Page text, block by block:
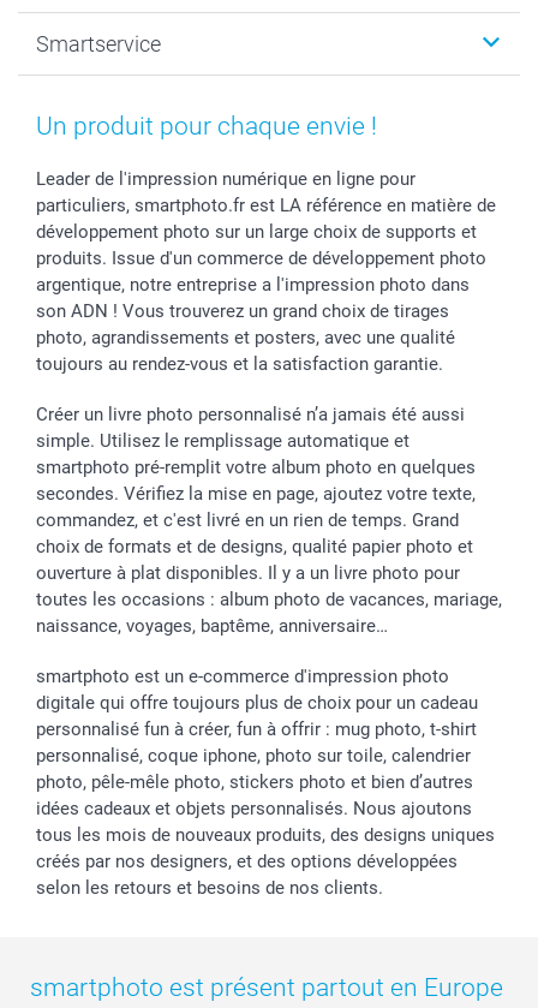
Faire-part & Cartes
Coques smartphone
Cadres photo & accessoires déco
Dénicheur d'idées cadeau
Naissance & baptême
Fête des Mères
Communion
Baptême
Toussaint
Rentrée des classes
Saint-Valentin
Vacances
Plan du site
Droit de rétraction
Vie privée
Gestion des cookies
Tarifs
Partenariats & Influence
Investisseurs
Smartservice
Aide
smartfriends
Livraison
Modes de paiement
Grandes quantités
Statut de ma commande
Un produit pour chaque envie !
Leader de l'impression numérique en ligne pour
particuliers, smartphoto.fr est LA référence en matière de
développement photo sur un large choix de supports et
produits. Issue d'un commerce de développement photo
argentique, notre entreprise a l'impression photo dans
son ADN ! Vous trouverez un grand choix de tirages
photo, agrandissements et posters, avec une qualité
toujours au rendez-vous et la satisfaction garantie.
Créer un livre photo personnalisé n’a jamais été aussi
simple. Utilisez le remplissage automatique et
smartphoto pré-remplit votre album photo en quelques
secondes. Vérifiez la mise en page, ajoutez votre texte,
commandez, et c'est livré en un rien de temps. Grand
choix de formats et de designs, qualité papier photo et
ouverture à plat disponibles. Il y a un livre photo pour
toutes les occasions : album photo de vacances, mariage,
naissance, voyages, baptême, anniversaire…
smartphoto est un e-commerce d'impression photo
digitale qui offre toujours plus de choix pour un cadeau
personnalisé fun à créer, fun à offrir : mug photo, t-shirt
personnalisé, coque iphone, photo sur toile, calendrier
photo, pêle-mêle photo, stickers photo et bien d’autres
idées cadeaux et objets personnalisés. Nous ajoutons
tous les mois de nouveaux produits, des designs uniques
créés par nos designers, et des options développées
selon les retours et besoins de nos clients.
smartphoto est présent partout en Europe